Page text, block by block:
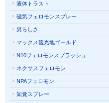
液体トラスト
磁気フェロモンスプレー
男らしさ
マックス観光地ゴールド
N10フェロモンスプラッシュ
ネクサスフェロモン
NPAフェロモン
知覚スプレー